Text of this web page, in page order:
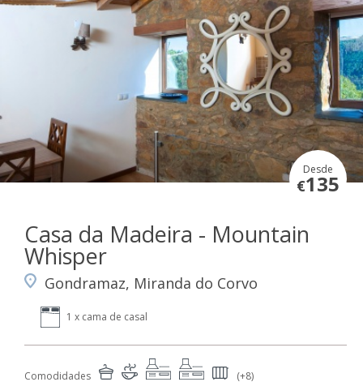
Desde
€135
Casa da Madeira - Mountain
Whisper
Gondramaz, Miranda do Corvo
1 x cama de casal
Comodidades (+8)